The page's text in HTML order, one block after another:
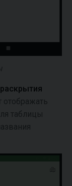
раскрытия
отображать
таблицы